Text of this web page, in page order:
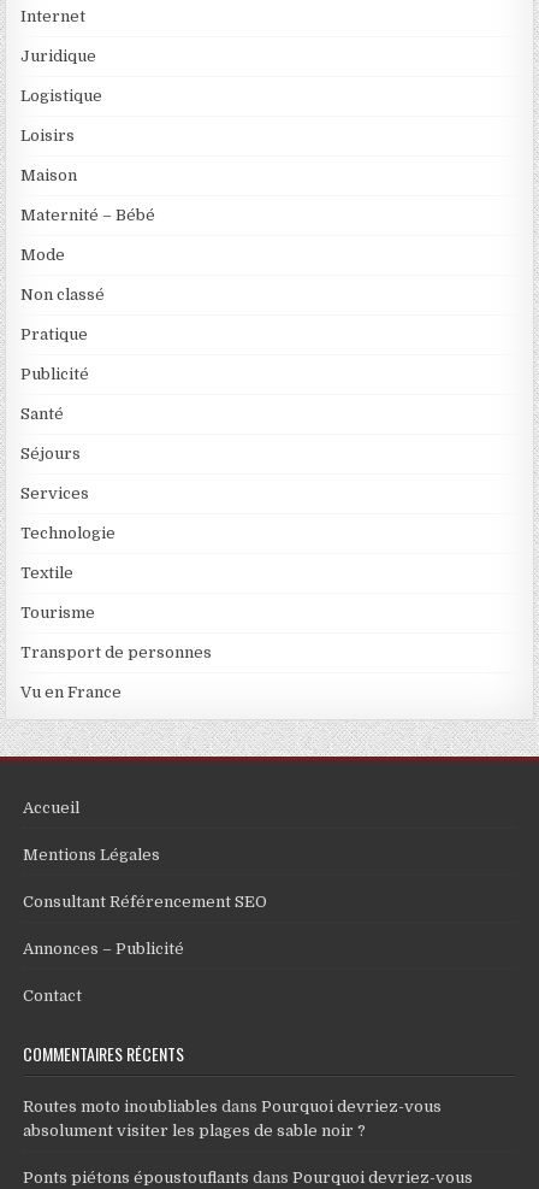
Internet
Juridique
Logistique
Loisirs
Maison
Maternité – Bébé
Mode
Non classé
Pratique
Publicité
Santé
Séjours
Services
Technologie
Textile
Tourisme
Transport de personnes
Vu en France
Accueil
Mentions Légales
Consultant Référencement SEO
Annonces – Publicité
Contact
COMMENTAIRES RÉCENTS
Routes moto inoubliables dansPourquoi devriez-vous
absolument visiter les plages de sable noir ?
Ponts piétons époustouflants dansPourquoi devriez-vous